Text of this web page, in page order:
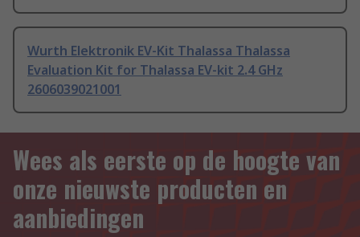
Wurth Elektronik EV-Kit Thalassa Thalassa
Evaluation Kit for Thalassa EV-kit 2.4 GHz
2606039021001
Wees als eerste op de hoogte van
onze nieuwste producten en
aanbiedingen